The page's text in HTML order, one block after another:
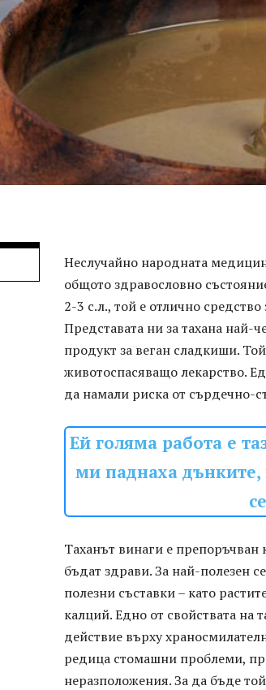
Неслучайно народната
общото здравословно
2-3 с.л., той е отлично
Представата ни за тахана най-
продукт за веган сладкиши.
животоспасяващо лекарство.
да намали риска от сърдечно-
Ей голяма работа е
ми паднаха дънките,
Таханът винаги е препоръчван
бъдат здрави. За най-полезен
полезни съставки – като
калций. Едно от свойствата на
действие върху
редица стомашни проблеми,
неразположения. За да бъде